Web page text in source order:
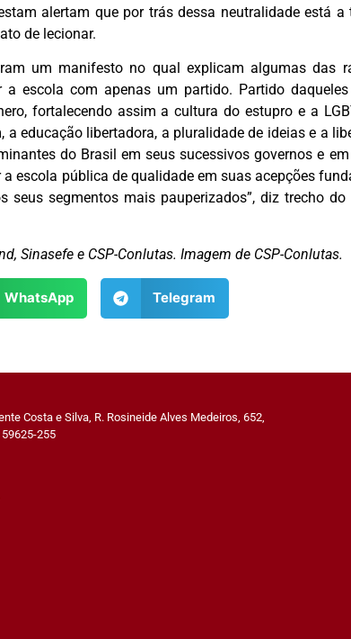
alertam que por trás dessa neutralidade está a
de lecionar.
um manifesto no qual explicam algumas das
a escola com apenas um partido. Partido
fortalecendo assim a cultura do estupro e a
educação libertadora, a pluralidade de ideias e a
do Brasil em seus sucessivos governos e
escola pública de qualidade em suas acepções
seus segmentos mais pauperizados”, diz trecho
Sinasefe e CSP-Conlutas. Imagem de CSP-Conlutas.
WhatsApp Telegram
Costa e Silva, R. Rosineide Alves Medeiros, 652,
255